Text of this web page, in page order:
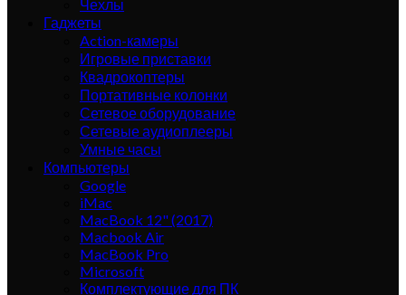
Чехлы
Гаджеты
Action-камеры
Игровые приставки
Квадрокоптеры
Портативные колонки
Сетевое оборудование
Сетевые аудиоплееры
Умные часы
Компьютеры
Google
iMac
MacBook 12" (2017)
Macbook Air
MacBook Pro
Microsoft
Комплектующие для ПК